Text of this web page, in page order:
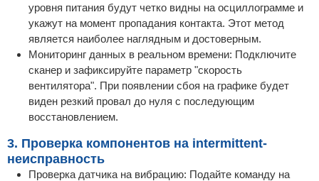
уровня питания будут четко видны на осциллограмме и
укажут на момент пропадания контакта. Этот метод
является наиболее наглядным и достоверным.
Мониторинг данных в реальном времени: Подключите
сканер и зафиксируйте параметр "скорость
вентилятора". При появлении сбоя на графике будет
виден резкий провал до нуля с последующим
восстановлением.
3. Проверка компонентов на intermittent-
неисправность
Проверка датчика на вибрацию: Подайте команду на